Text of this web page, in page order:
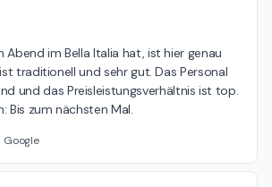
Abend im Bella Italia hat, ist hier genau
traditionell und sehr gut. Das Personal
und das Preisleistungsverhältnis ist top.
Bis zum nächsten Mal.
Google